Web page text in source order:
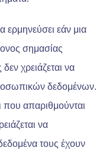
ερμηνεύσει εάν μια
σημασίας
χρειάζεται να
δεδομένων.
που απαριθμούνται
να
τους έχουν